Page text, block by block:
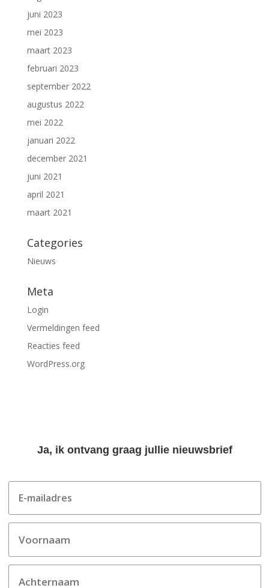
juni 2023
mei 2023
maart 2023
februari 2023
september 2022
augustus 2022
mei 2022
januari 2022
december 2021
juni 2021
april 2021
maart 2021
Categories
Nieuws
Meta
Login
Vermeldingen feed
Reacties feed
WordPress.org
Ja, ik ontvang graag jullie nieuwsbrief